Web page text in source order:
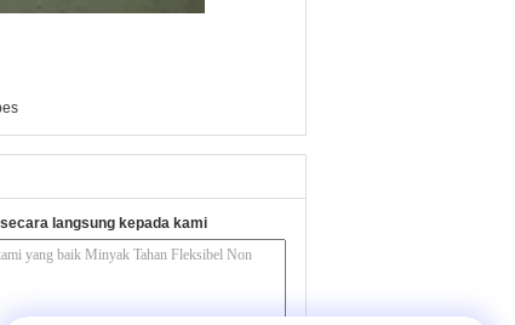
langsung kepada kami